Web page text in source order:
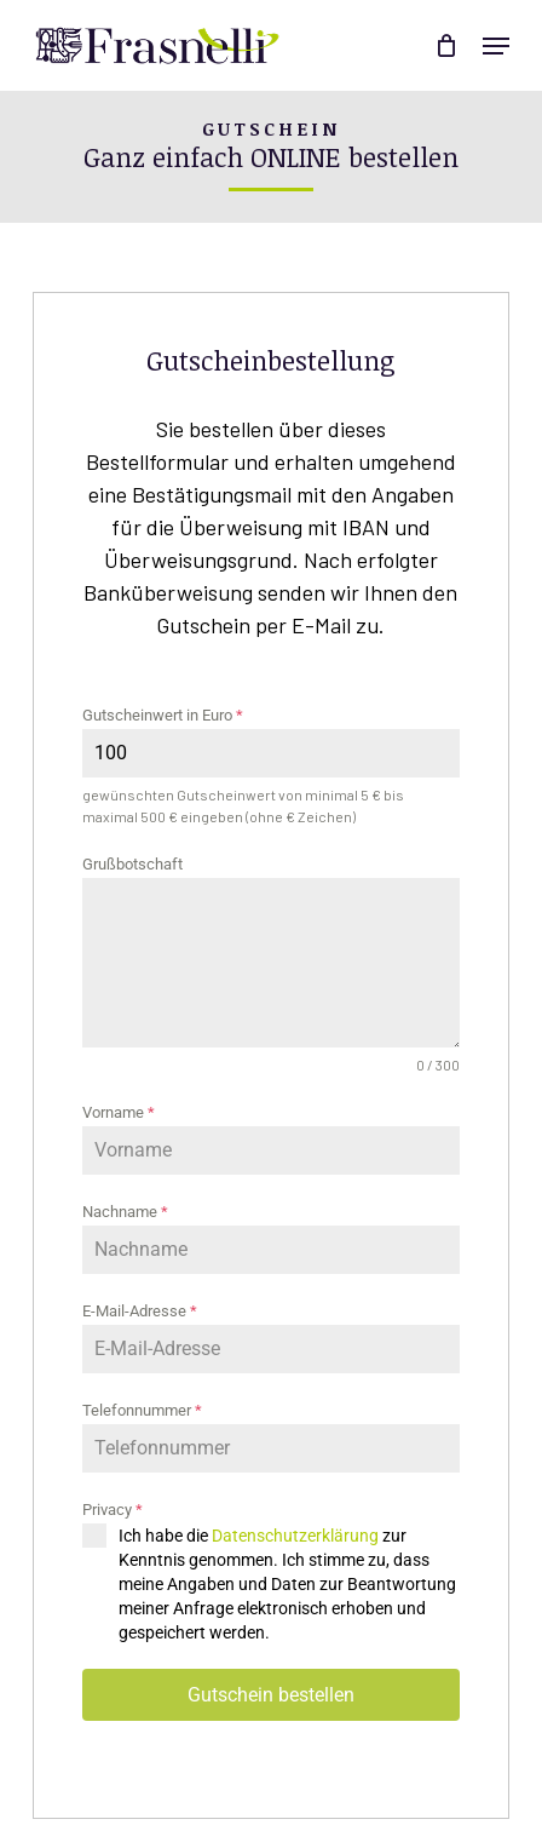
Menu
GUTSCHEIN
Ganz einfach ONLINE bestellen
Gutscheinbestellung
Sie bestellen über dieses
Bestellformular und erhalten umgehend
eine Bestätigungsmail mit den Angaben
für die Überweisung mit IBAN und
Überweisungsgrund. Nach erfolgter
Banküberweisung senden wir Ihnen den
Gutschein per E-Mail zu.
Gutscheinwert in Euro*
gewünschten Gutscheinwert von minimal 5 € bis
maximal 500 € eingeben (ohne € Zeichen)
Grußbotschaft
0 / 300
Vorname*
Nachname*
E-Mail-Adresse*
Telefonnummer*
Privacy*
Ich habe die Datenschutzerklärung zur
Kenntnis genommen. Ich stimme zu, dass
meine Angaben und Daten zur Beantwortung
meiner Anfrage elektronisch erhoben und
gespeichert werden.
Gutschein bestellen